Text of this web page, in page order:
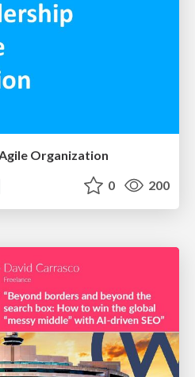
Organization
0 200